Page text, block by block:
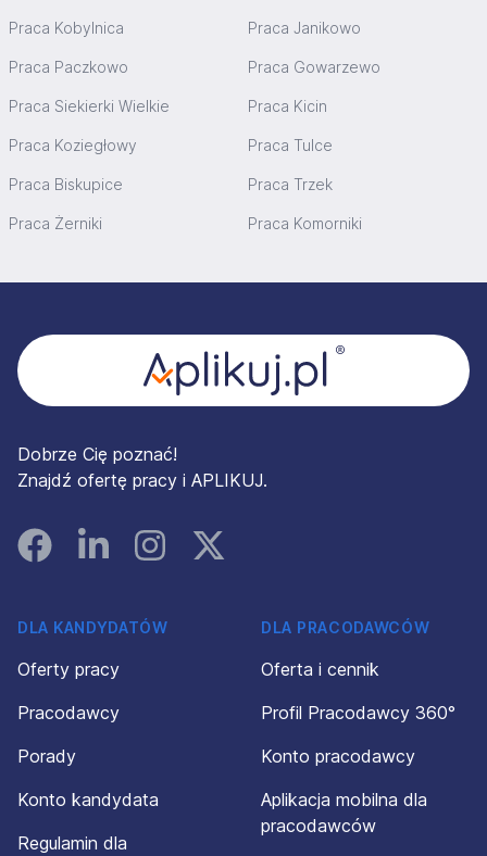
Praca Kobylnica Praca Janikowo
Praca Paczkowo Praca Gowarzewo
Praca Siekierki Wielkie Praca Kicin
Praca Koziegłowy Praca Tulce
Praca Biskupice Praca Trzek
Praca Żerniki Praca Komorniki
Dobrze Cię poznać!
Znajdź ofertę pracy i APLIKUJ.
FacebookLinked InInstagramInstagram
DLA KANDYDATÓW
Oferty pracy
Pracodawcy
Porady
Konto kandydata
Regulamin dla
DLA PRACODAWCÓW
Oferta i cennik
Profil Pracodawcy 360°
Konto pracodawcy
Aplikacja mobilna dla
pracodawców